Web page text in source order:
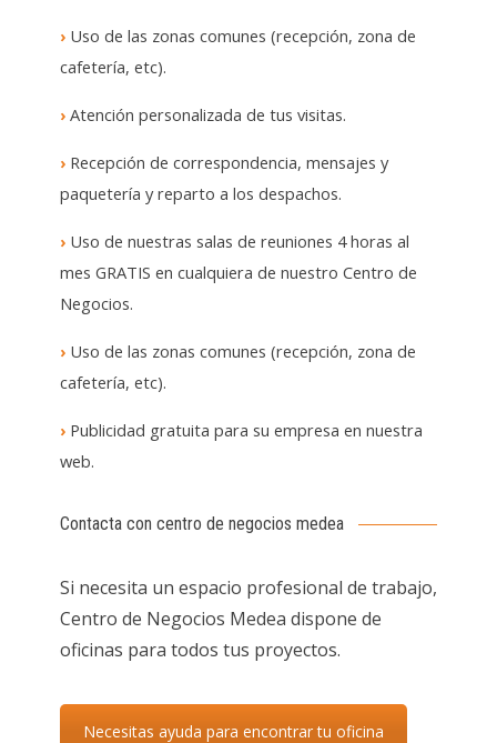
› Uso de las zonas comunes (recepción, zona de
cafetería, etc).
› Atención personalizada de tus visitas.
› Recepción de correspondencia, mensajes y
paquetería y reparto a los despachos.
›Uso de nuestras salas de reuniones 4 horas al
mes GRATIS en cualquiera de nuestro Centro de
Negocios.
› Uso de las zonas comunes (recepción, zona de
cafetería, etc).
› Publicidad gratuita para su empresa en nuestra
web.
Contacta con centro de negocios medea
Si necesita un espacio profesional de trabajo,
Centro de Negocios Medea dispone de
oficinas para todos tus proyectos.
Necesitas ayuda para encontrar tu oficina